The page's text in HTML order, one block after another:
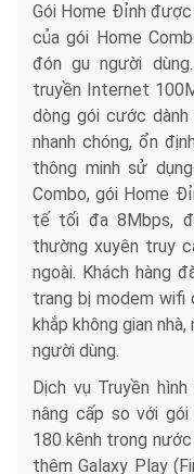
Gói Home Đỉnh
của gói Home
đón gu người
truyền Internet
dòng gói cước
nhanh chóng, ổn
thông minh sử
Combo, gói Home
tế tối đa 8Mbps,
thường xuyên truy
ngoài. Khách hàng
trang bị modem wifi
khắp không gian
người dùng.
Dịch vụ Truyền
nâng cấp so với
180 kênh trong
thêm Galaxy Play